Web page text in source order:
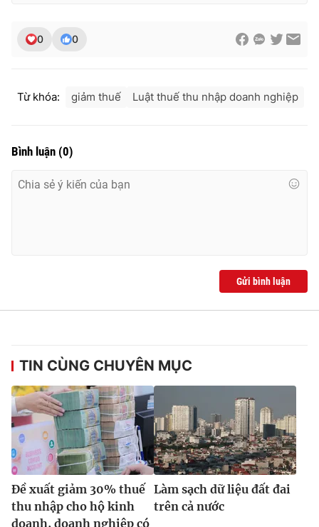
0 0
Từ khóa: giảm thuế Luật thuế thu nhập doanh nghiệp
Bình luận (0)
Gửi bình luận
TIN CÙNG CHUYÊN MỤC
Đề xuất giảm 30% thuế
thu nhập cho hộ kinh
doanh, doanh nghiệp có
Làm sạch dữ liệu đất đai
trên cả nước